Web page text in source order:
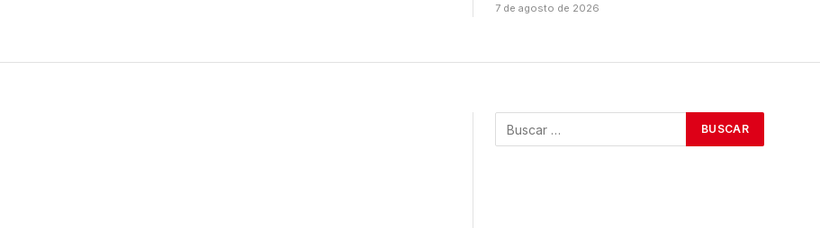
7 de agosto de 2026